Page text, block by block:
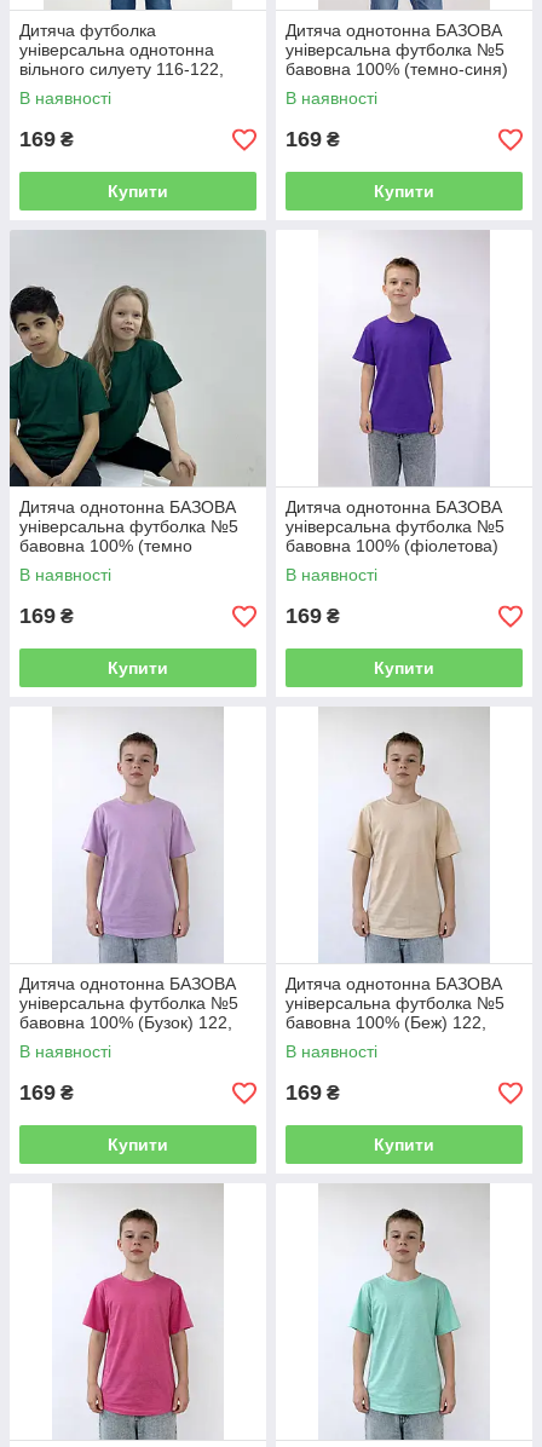
Дитяча футболка
універсальна однотонна
вільного силуету 116-122,
128-134, 140-146, 152-
158,164-170 100% бавовна
В наявності
169 ₴
Купити
Дитяча однотонна БАЗОВА
універсальна футболка №5
бавовна 100% (темно-синя)
122, 128-134, 140-146, 152-
158, 164-170
В наявності
169 ₴
Купити
Дитяча однотонна БАЗОВА
універсальна футболка №5
бавовна 100% (темно
зелена) 122, 128-134, 140-
146, 152-158, 164-170
В наявності
169 ₴
Купити
Дитяча однотонна БАЗОВА
універсальна футболка №5
бавовна 100% (фіолетова)
122, 128-134, 140-146, 152-
158, 164-170
В наявності
169 ₴
Купити
Дитяча однотонна БАЗОВА
універсальна футболка №5
бавовна 100% (Бузок) 122,
128-134, 140-146, 152-158,
164-170
В наявності
169 ₴
Купити
Дитяча однотонна БАЗОВА
універсальна футболка №5
бавовна 100% (Беж) 122,
128-134, 140-146, 152-158,
164-170
В наявності
169 ₴
Купити